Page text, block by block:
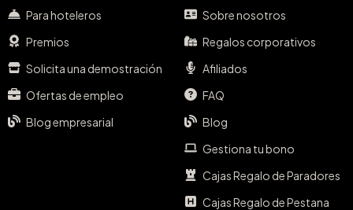
Para hoteleros
Premios
Solicita una demostración
Ofertas de empleo
Blog empresarial
Sobre nosotros
Regalos corporativos
Afiliados
FAQ
Blog
Gestiona tu bono
Cajas Regalo de Paradores
Cajas Regalo de Pestana